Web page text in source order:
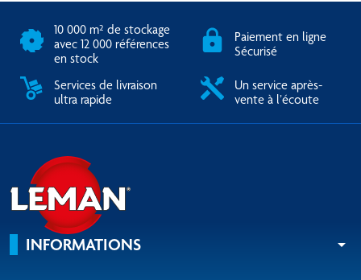
10 000 m² de stockage
avec 12 000 références
en stock
Paiement en ligne
Sécurisé
Services de livraison
ultra rapide
Un service après-
vente à l’écoute
INFORMATIONS arrow_drop_down